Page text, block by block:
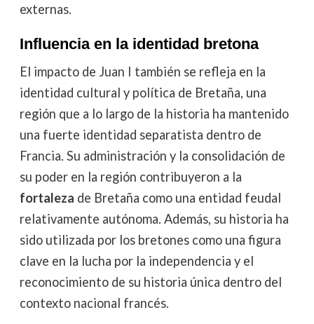
externas.
Influencia en la identidad bretona
El impacto de Juan I también se refleja en la
identidad cultural y política de Bretaña, una
región que a lo largo de la historia ha mantenido
una fuerte identidad separatista dentro de
Francia. Su administración y la consolidación de
su poder en la región contribuyeron a la
fortaleza de Bretaña como una entidad feudal
relativamente autónoma. Además, su historia ha
sido utilizada por los bretones como una figura
clave en la lucha por la independencia y el
reconocimiento de su historia única dentro del
contexto nacional francés.